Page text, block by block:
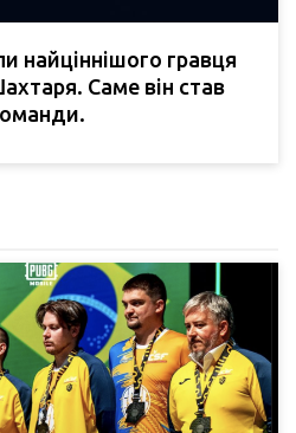
найціннішого гравця
Саме він став